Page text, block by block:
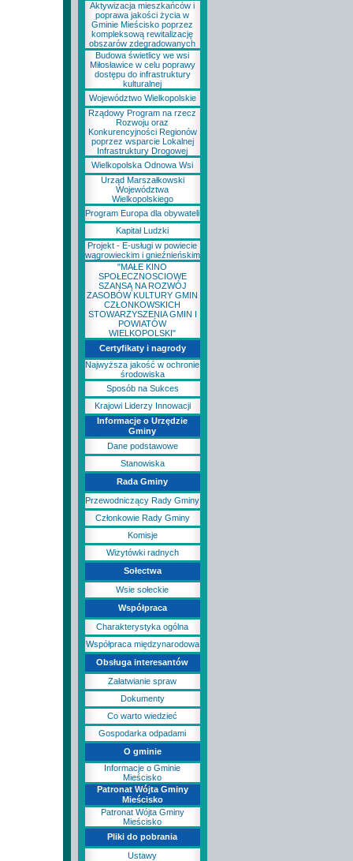
Aktywizacja mieszkańców i
poprawa jakości życia w
Gminie Mieścisko poprzez
kompleksową rewitalizację
obszarów zdegradowanych
Budowa świetlicy we wsi
Miłosławice w celu poprawy
dostępu do infrastruktury
kulturalnej
Województwo Wielkopolskie
Rządowy Program na rzecz
Rozwoju oraz
Konkurencyjności Regionów
poprzez wsparcie Lokalnej
Infrastruktury Drogowej
Wielkopolska Odnowa Wsi
Urząd Marszałkowski
Województwa
Wielkopolskiego
Program Europa dla obywateli
Kapitał Ludzki
Projekt - E-usługi w powiecie
wągrowieckim i gnieźnieńskim
"MAŁE KINO
SPOŁECZNOSCIOWE
SZANSĄ NA ROZWÓJ
ZASOBÓW KULTURY GMIN
CZŁONKOWSKICH
STOWARZYSZENIA GMIN I
POWIATÓW
WIELKOPOLSKI"
Certyfikaty i nagrody
Najwyższa jakość w ochronie
środowiska
Sposób na Sukces
Krajowi Liderzy Innowacji
Informacje o Urzędzie
Gminy
Dane podstawowe
Stanowiska
Rada Gminy
Przewodniczący Rady Gminy
Członkowie Rady Gminy
Komisje
Wizytówki radnych
Sołectwa
Wsie sołeckie
Współpraca
Charakterystyka ogólna
Współpraca międzynarodowa
Obsługa interesantów
Załatwianie spraw
Dokumenty
Co warto wiedzieć
Gospodarka odpadami
O gminie
Informacje o Gminie
Mieścisko
Patronat Wójta Gminy
Mieścisko
Patronat Wójta Gminy
Mieścisko
Pliki do pobrania
Ustawy